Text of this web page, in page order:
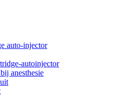
auto-injector
autoinjector
anesthesie